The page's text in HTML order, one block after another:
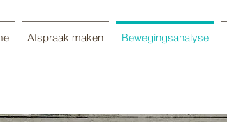
Afspraak maken Bewegingsanalyse